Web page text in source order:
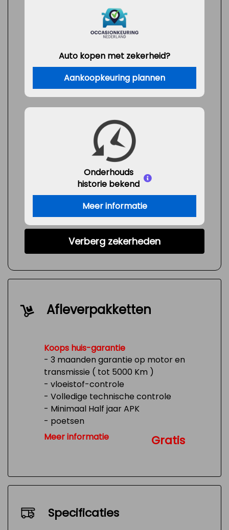
Auto kopen met zekerheid?
Aankoopkeuring plannen
Onderhouds
historie bekend
Meer informatie
Verberg zekerheden
Afleverpakketten
Koops huis-garantie
- 3 maanden garantie op motor en
transmissie ( tot 5000 Km )
- vloeistof-controle
- Volledige technische controle
- Minimaal Half jaar APK
- poetsen
- Tank 1/4 vol
Meer informatie Gratis
Specificaties